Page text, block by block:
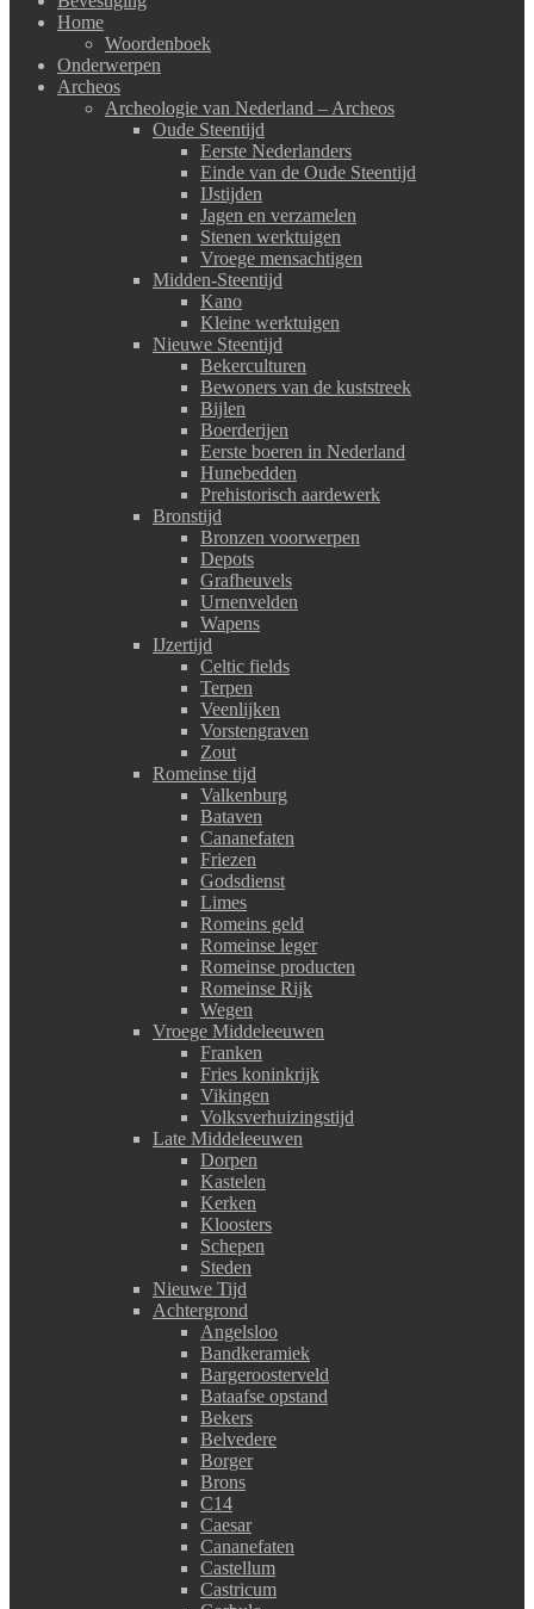
Home
Woordenboek
Onderwerpen
Archeos
Archeologie van Nederland – Archeos
Oude Steentijd
Eerste Nederlanders
Einde van de Oude Steentijd
IJstijden
Jagen en verzamelen
Stenen werktuigen
Vroege mensachtigen
Midden-Steentijd
Kano
Kleine werktuigen
Nieuwe Steentijd
Bekerculturen
Bewoners van de kuststreek
Bijlen
Boerderijen
Eerste boeren in Nederland
Hunebedden
Prehistorisch aardewerk
Bronstijd
Bronzen voorwerpen
Depots
Grafheuvels
Urnenvelden
Wapens
IJzertijd
Celtic fields
Terpen
Veenlijken
Vorstengraven
Zout
Romeinse tijd
Valkenburg
Bataven
Cananefaten
Friezen
Godsdienst
Limes
Romeins geld
Romeinse leger
Romeinse producten
Romeinse Rijk
Wegen
Vroege Middeleeuwen
Franken
Fries koninkrijk
Vikingen
Volksverhuizingstijd
Late Middeleeuwen
Dorpen
Kastelen
Kerken
Kloosters
Schepen
Steden
Nieuwe Tijd
Achtergrond
Angelsloo
Bandkeramiek
Bargeroosterveld
Bataafse opstand
Bekers
Belvedere
Borger
Brons
C14
Caesar
Cananefaten
Castellum
Castricum